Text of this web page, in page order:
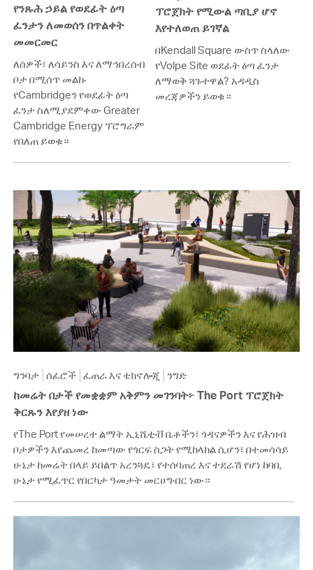
የንጹሕ ኃይል የወደፊት ዕጣ
ፈንታን ለመወሰን በጥልቀት
መመርመር
ለሰዎች፣ ለሳይንስ እና ለማኅበረሰብ
ቦታ በሚሰጥ መልኩ
የCambridgeን የወደፊት ዕጣ
ፈንታ ስለሚያደምቀው Greater
Cambridge Energy ፕሮግራም
የበለጠ ይወቁ።
ፕሮጀክት የሚውል ጣቢያ ሆኖ
እየተለወጠ ይገኛል
በKendall Square ውስጥ ስላለው
የVolpe Site ወደፊት ዕጣ ፈንታ
ለማወቅ ጓጉተዋል? አዳዲስ
መረጃዎችን ይወቁ።
ግንባታ ሰፈሮች ፈጠራ እና ቴክኖሎጂ ንግድ
ከመሬት በታች የመቋቋም አቅምን መገንባት፦ The Port ፕሮጀክት
ቅርጹን እየያዘ ነው
የThe Port የመሠረተ ልማት ኢኒሼቲቭ ቤቶችን፣ ጎዳናዎችን እና የሕዝብ
ቦታዎችን እየጨመረ ከመጣው የጎርፍ ስጋት የሚከላከል ሲሆን፣ በተመሳሳይ
ሁኔታ ከመሬት በላይ ይበልጥ አረንጓዴ፣ የተሰባጠረ እና ተደራሽ የሆነ ከባቢ
ሁኔታ የሚፈጥር የበርካታ ዓመታት መርሀግብር ነው።